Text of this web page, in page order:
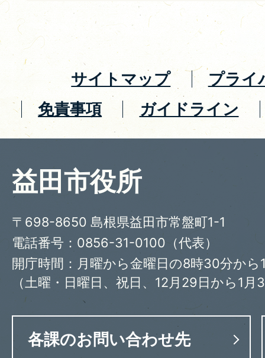
サイトマップ
プライ
免責事項
ガイドライン
益田市役所
〒698-8650 島根県益田市常盤町1-1
電話番号：0856-31-0100（代表）
開庁時間：月曜から金曜日の8時30分から
（土曜・日曜日、祝日、12月29日から1月
各課のお問い合わせ先